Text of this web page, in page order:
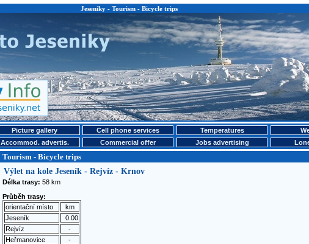
Jeseniky - Tourism - Bicycle trips
Picture gallery Cell phone services Temperatures
Accommod. advertis. Commercial offer Jobs advertising
Tourism - Bicycle trips
Výlet na kole Jeseník - Rejvíz - Krnov
Délka trasy: 58 km
Průběh trasy:
orientační místo
km
Jeseník
0.00
Rejvíz
-
Heřmanovice
-